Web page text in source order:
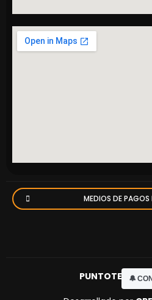
MEDIOS DE PAGOS
🔔